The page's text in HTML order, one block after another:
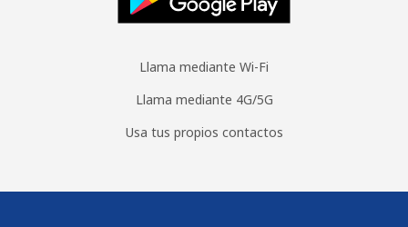
Llama mediante Wi-Fi
Llama mediante 4G/5G
Usa tus propios contactos